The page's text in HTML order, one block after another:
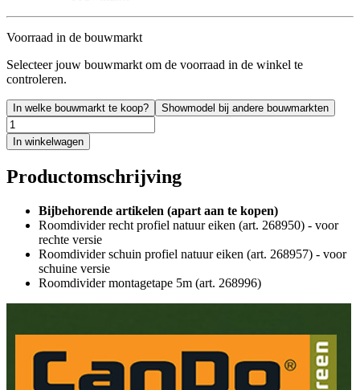
Voorraad in de bouwmarkt
Selecteer jouw bouwmarkt om de voorraad in de winkel te
controleren.
In welke bouwmarkt te koop? Showmodel bij andere bouwmarkten
In winkelwagen
Productomschrijving
Bijbehorende artikelen (apart aan te kopen)
Roomdivider recht profiel natuur eiken (art. 268950) - voor
rechte versie
Roomdivider schuin profiel natuur eiken (art. 268957) - voor
schuine versie
Roomdivider montagetape 5m (art. 268996)